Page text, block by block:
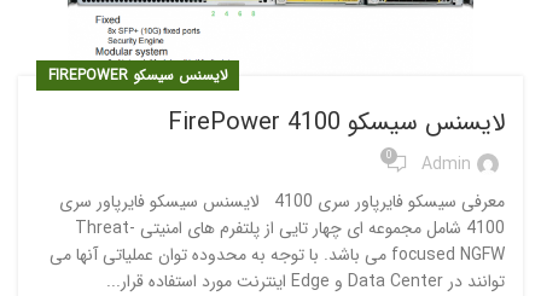
لایسنس سیسکو FIREPOWER
لایسنس سیسکو 4100 FirePower
Admin
0
معرفی سیسکو فایرپاور سری 4100 لایسنس سیسکو فایرپاور سری
4100 شامل مجموعه ای چهار تایی از پلتفرم های امنیتی Threat-
focused NGFW می باشد. با توجه به محدوده توان عملیاتی آنها می
توانند در Data Center و Edge اینترنت مورد استفاده قرار...